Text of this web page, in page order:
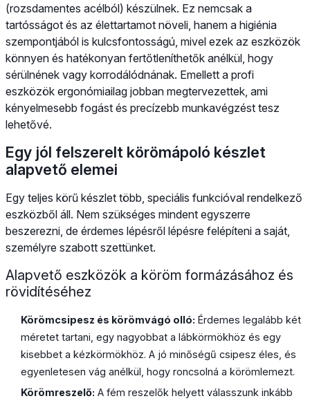
(rozsdamentes acélból) készülnek. Ez nemcsak a
tartósságot és az élettartamot növeli, hanem a higiénia
szempontjából is kulcsfontosságú, mivel ezek az eszközök
könnyen és hatékonyan fertőtleníthetők anélkül, hogy
sérülnének vagy korrodálódnának. Emellett a profi
eszközök ergonómiailag jobban megtervezettek, ami
kényelmesebb fogást és precízebb munkavégzést tesz
lehetővé.
Egy jól felszerelt körömápoló készlet
alapvető elemei
Egy teljes körű készlet több, speciális funkcióval rendelkező
eszközből áll. Nem szükséges mindent egyszerre
beszerezni, de érdemes lépésről lépésre felépíteni a saját,
személyre szabott szettünket.
Alapvető eszközök a köröm formázásához és
rövidítéséhez
Körömcsipesz és körömvágó olló: Érdemes legalább két
méretet tartani, egy nagyobbat a lábkörmökhöz és egy
kisebbet a kézkörmökhöz. A jó minőségű csipesz éles, és
egyenletesen vág anélkül, hogy roncsolná a körömlemezt.
Körömreszelő: A fém reszelők helyett válasszunk inkább